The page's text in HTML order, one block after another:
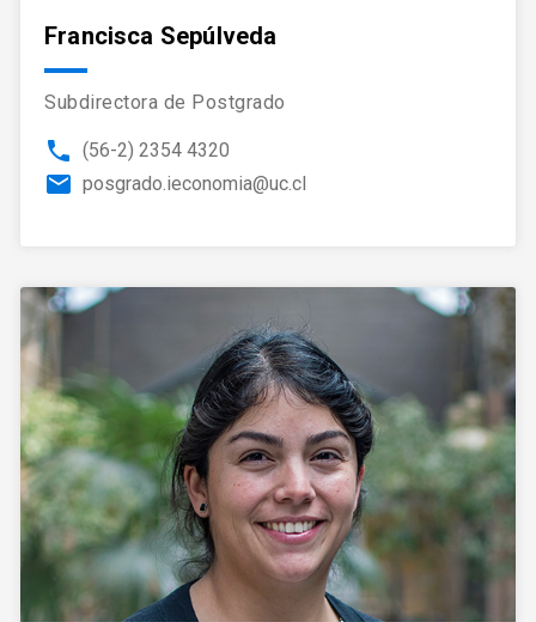
Francisca Sepúlveda
Subdirectora de Postgrado
phone (56-2) 2354 4320
email posgrado.ieconomia@uc.cl